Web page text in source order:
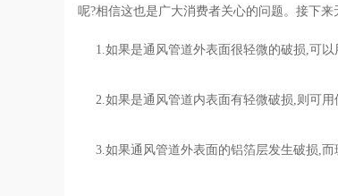
呢?相信这也是广大消费者关心的问题。接下
1.如果是通风管道外表面很轻微的破损,可以
2.如果是通风管道内表面有轻微破损,则可用
3.如果通风管道外表面的铝箔层发生破损,而